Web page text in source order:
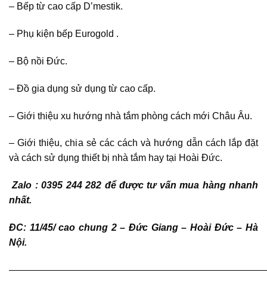
– Bếp từ cao cấp D’mestik.
– Phụ kiện bếp Eurogold .
– Bộ nồi Đức.
– Đồ gia dụng sử dụng từ cao cấp.
– Giới thiệu xu hướng nhà tắm phòng cách mới Châu Âu.
– Giới thiệu, chia sẻ các cách và hướng dẫn cách lắp đặt
và cách sử dụng thiết bị nhà tắm hay tại Hoài Đức.
Zalo : 0395 244 282 để được tư vấn mua hàng nhanh
nhất.
ĐC: 11/45/ cao chung 2 – Đức Giang – Hoài Đức – Hà
Nội.